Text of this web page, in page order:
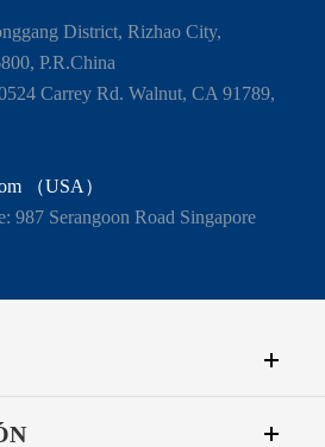
District, Rizhao City,
P.R.China
Carrey Rd. Walnut, CA 91789,
（USA）
987 Serangoon Road Singapore